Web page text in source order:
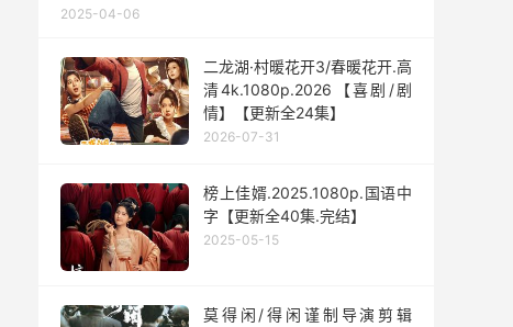
2025-04-06
二龙湖·村暖花开3/春暖花开.高
清4k.1080p.2026【喜剧/剧
情】【更新全24集】
2026-07-31
榜上佳婿.2025.1080p.国语中
字【更新全40集.完结】
2025-05-15
莫得闲/得闲谨制导演剪辑